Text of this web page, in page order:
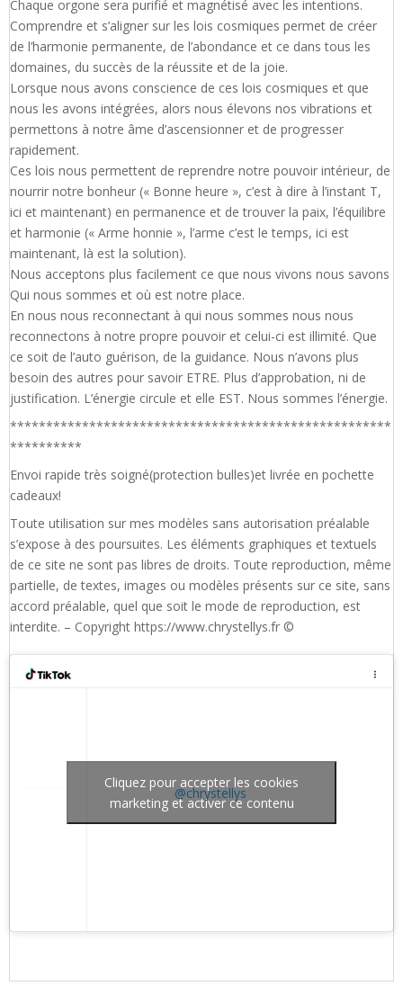
Chaque orgone sera purifié et magnétisé avec les intentions.
Comprendre et s’aligner sur les lois cosmiques permet de créer
de l’harmonie permanente, de l’abondance et ce dans tous les
domaines, du succès de la réussite et de la joie.
Lorsque nous avons conscience de ces lois cosmiques et que
nous les avons intégrées, alors nous élevons nos vibrations et
permettons à notre âme d’ascensionner et de progresser
rapidement.
Ces lois nous permettent de reprendre notre pouvoir intérieur, de
nourrir notre bonheur (« Bonne heure », c’est à dire à l’instant T,
ici et maintenant) en permanence et de trouver la paix, l’équilibre
et harmonie (« Arme honnie », l’arme c’est le temps, ici est
maintenant, là est la solution).
Nous acceptons plus facilement ce que nous vivons nous savons
Qui nous sommes et où est notre place.
En nous nous reconnectant à qui nous sommes nous nous
reconnectons à notre propre pouvoir et celui-ci est illimité. Que
ce soit de l’auto guérison, de la guidance. Nous n’avons plus
besoin des autres pour savoir ETRE. Plus d’approbation, ni de
justification. L’énergie circule et elle EST. Nous sommes l’énergie.
*****************************************************
**********
Envoi rapide très soigné(protection bulles)et livrée en pochette
cadeaux!
Toute utilisation sur mes modèles sans autorisation préalable
s’expose à des poursuites. Les éléments graphiques et textuels
de ce site ne sont pas libres de droits. Toute reproduction, même
partielle, de textes, images ou modèles présents sur ce site, sans
accord préalable, quel que soit le mode de reproduction, est
interdite. – Copyright https://www.chrystellys.fr ©
@chrystellys
Cliquez pour accepter les cookies
marketing et activer ce contenu